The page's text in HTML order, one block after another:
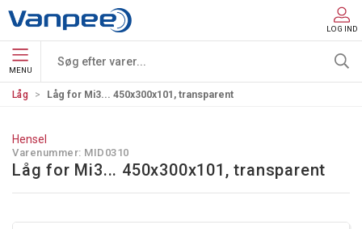
LOG IND
MENU
Låg Låg for Mi3... 450x300x101, transparent
Hensel
Varenummer: MID0310
Låg for Mi3... 450x300x101, transparent